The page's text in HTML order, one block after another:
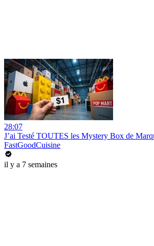
28:07
J’ai Testé TOUTES les Mystery Box de
FastGoodCuisine
il y a 7 semaines